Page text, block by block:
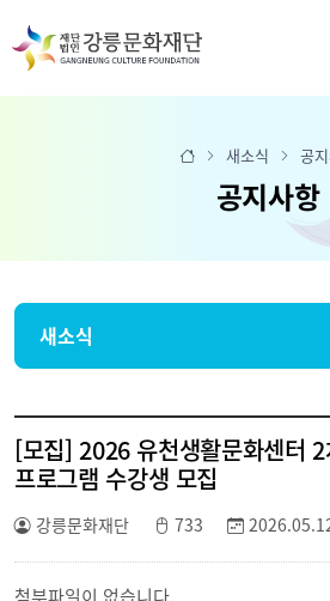
새소식 공
공지사항
새소식
[모집] 2026 유천생활문화센터
프로그램 수강생 모집
강릉문화재단 733